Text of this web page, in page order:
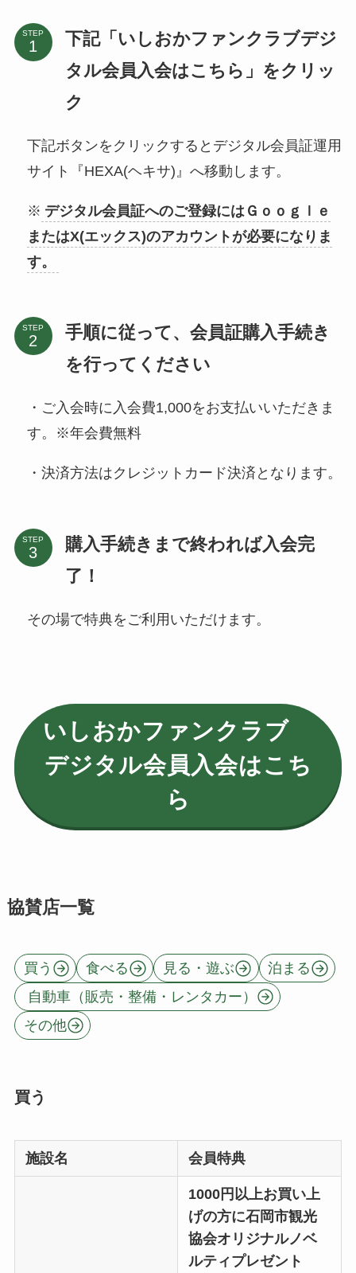
STEP
下記「いしおかファンクラブデジ
タル会員入会はこちら」をクリッ
ク
下記ボタンをクリックするとデジタル会員証運用
サイト『HEXA(ヘキサ)』へ移動します。
※ デジタル会員証へのご登録にはＧｏｏｇｌｅ
またはX(エックス)のアカウントが必要になりま
す。
STEP
手順に従って、会員証購入手続き
を行ってください
・ご入会時に入会費1,000をお支払いいただきま
す。※年会費無料
・決済方法はクレジットカード決済となります。
STEP
購入手続きまで終われば入会完
了！
その場で特典をご利用いただけます。
いしおかファンクラブ
デジタル会員入会はこち
ら
協賛店一覧
買う 食べる 見る・遊ぶ
泊まる
自動車（販売・整備・レンタカー）
その他
買う
施設名 会員特典
1000円以上お買い上
げの方に石岡市観光
協会オリジナルノベ
ルティプレゼント